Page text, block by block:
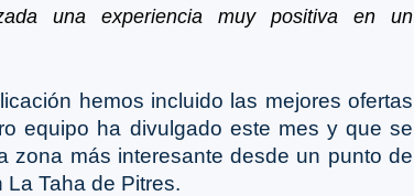
una experiencia muy positiva en un
hemos incluido las mejores ofertas
equipo ha divulgado este mes y que se
zona más interesante desde un punto de
Taha de Pitres.